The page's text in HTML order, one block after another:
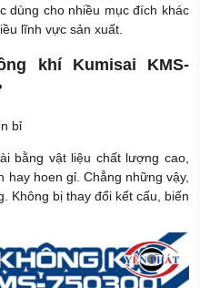
dùng cho nhiều mục đích khác
lĩnh vực sản xuất.
khí Kumisai KMS-
bỉ
bằng vật liệu chất lượng cao,
hay hoen gỉ. Chẳng những vậy,
Không bị thay đổi kết cấu, biến